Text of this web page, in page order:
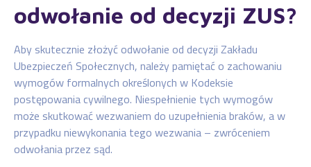
odwołanie od decyzji ZUS?
Aby skutecznie złożyć odwołanie od decyzji Zakładu
Ubezpieczeń Społecznych, należy pamiętać o zachowaniu
wymogów formalnych określonych w Kodeksie
postępowania cywilnego. Niespełnienie tych wymogów
może skutkować wezwaniem do uzupełnienia braków, a w
przypadku niewykonania tego wezwania – zwróceniem
odwołania przez sąd.